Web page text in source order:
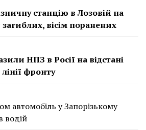
станцію в Лозовій на
вісім поранених
НПЗ в Росії на відстані
фронту
автомобіль у Запорізькому
водій